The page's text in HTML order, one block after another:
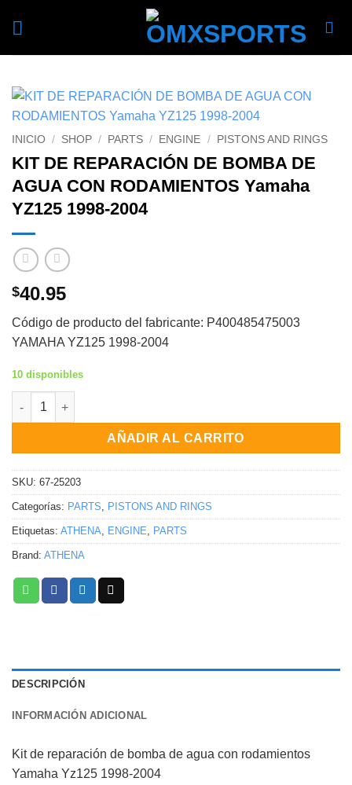
INICIO / SHOP / PARTS / ENGINE / PISTONS AND RINGS
KIT DE REPARACIÓN DE BOMBA DE
AGUA CON RODAMIENTOS Yamaha
YZ125 1998-2004
$40.95
Código de producto del fabricante: P400485475003
YAMAHA YZ125 1998-2004
10 disponibles
KIT DE REPARACIÓN DE BOMBA DE AGUA CON
AÑADIR AL CARRITO
SKU: 67-25203
Categorías: PARTS PISTONS AND RINGS
Etiquetas: ATHENA ENGINE PARTS
Brand: ATHENA
DESCRIPCIÓN
INFORMACIÓN ADICIONAL
Kit de reparación de bomba de agua con rodamientos
Yamaha Yz125 1998-2004